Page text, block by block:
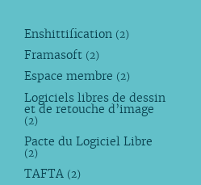
Enshittification (2)
Framasoft (2)
Espace membre (2)
Logiciels libres de dessin
et de retouche d’image
(2)
Pacte du Logiciel Libre
(2)
TAFTA (2)